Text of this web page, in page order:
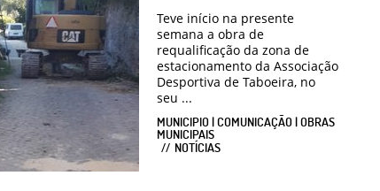
Teve início na presente
semana a obra de
requalificação da zona de
estacionamento da Associação
Desportiva de Taboeira, no
seu ...
MUNICIPIO | COMUNICAÇÃO | OBRAS
MUNICIPAIS
NOTÍCIAS